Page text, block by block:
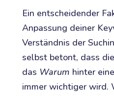
Ein entscheidender
Anpassung deiner
Verständnis der
selbst betont, dass
das Warum hinter
immer wichtiger wird.